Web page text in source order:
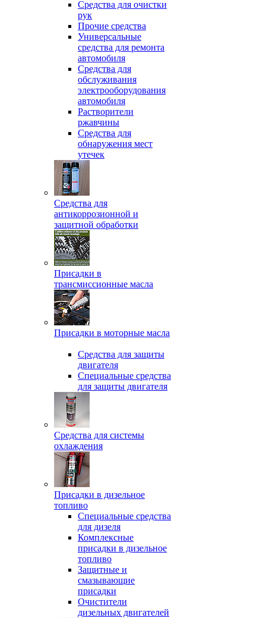
Средства для очистки
рук
Прочие средства
Универсальные
средства для ремонта
автомобиля
Средства для
обслуживания
электрооборудования
автомобиля
Растворители
ржавчины
Средства для
обнаружения мест
утечек
Средства для
антикоррозионной и
защитной обработки
Присадки в
трансмиссионные масла
Присадки в моторные масла
Средства для защиты
двигателя
Специальныe средства
для защиты двигателя
Средства для системы
охлаждения
Присадки в дизельное
топливо
Спeциальные средства
для дизеля
Комплексные
присадки в дизельное
топливо
Защитные и
смазывающие
присадки
Очистители
дизельных двигателей